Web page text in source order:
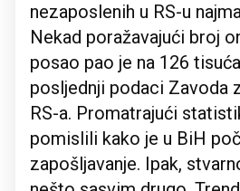
nezaposlenih u RS-u
Nekad poražavajući broj
posao pao je na 126
posljednji podaci Zavoda
RS-a. Promatrajući
pomislili kako je u BiH
zapošljavanje. Ipak,